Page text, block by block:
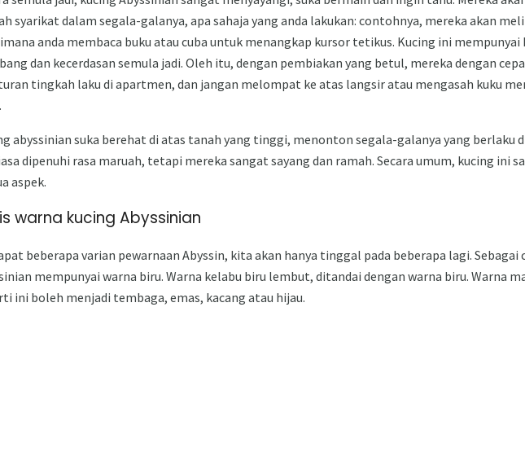
syarikat dalam segala-galanya, apa sahaja yang anda lakukan: contohnya, mereka akan
anda membaca buku atau cuba untuk menangkap kursor tetikus. Kucing ini mempunyai
dan kecerdasan semula jadi. Oleh itu, dengan pembiakan yang betul, mereka dengan
tingkah laku di apartmen, dan jangan melompat ke atas langsir atau mengasah kuku
abyssinian suka berehat di atas tanah yang tinggi, menonton segala-galanya yang berlaku
dipenuhi rasa maruah, tetapi mereka sangat sayang dan ramah. Secara umum, kucing ini
aspek.
warna kucing Abyssinian
beberapa varian pewarnaan Abyssin, kita akan hanya tinggal pada beberapa lagi. Sebagai
mempunyai warna biru. Warna kelabu biru lembut, ditandai dengan warna biru. Warna
ini boleh menjadi tembaga, emas, kacang atau hijau.